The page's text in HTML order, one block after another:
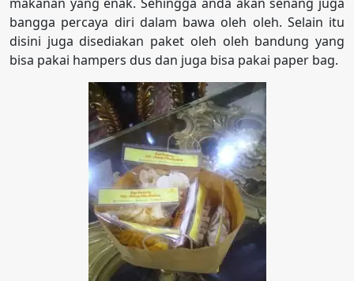
bangga percaya diri dalam bawa oleh oleh. Selain itu
disini juga disediakan paket oleh oleh bandung yang
bisa pakai hampers dus dan juga bisa pakai paper bag.